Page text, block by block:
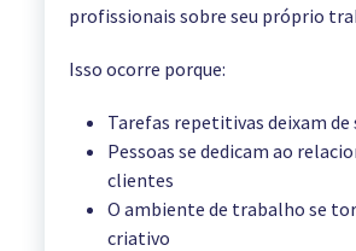
profissionais sobre seu próprio
Isso ocorre porque:
Tarefas repetitivas deixam de
Pessoas se dedicam ao
clientes
O ambiente de trabalho se
criativo